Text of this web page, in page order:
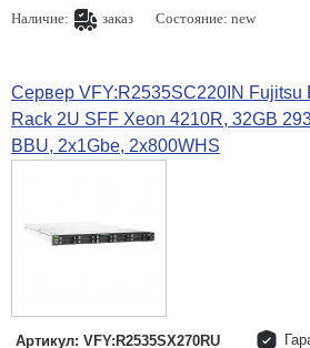
Наличие: заказ Состояние: new
Сервер VFY:R2535SC220IN Fujitsu
Rack 2U SFF Xeon 4210R, 32GB
BBU, 2x1Gbe, 2x800WHS
Артикул: VFY:R2535SX270RU